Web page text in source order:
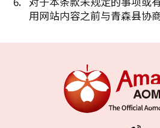
用网站内容之前与青森县协商